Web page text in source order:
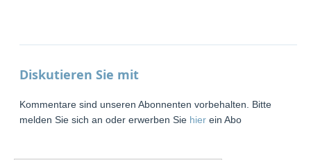
Diskutieren Sie mit
Kommentare sind unseren Abonnenten vorbehalten. Bitte
melden Sie sich an oder erwerben Sie hier ein Abo